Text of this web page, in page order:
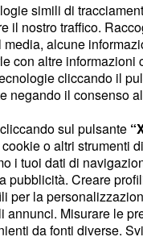
legato al suo
portato a un
della sua
diRai Unoha
di prendersi
anche altre
simili di
il nostro traffico.
alcune
con altre
cliccando il
negando il consenso
sul pulsante
o altri strumenti
i tuoi dati di
pubblicità. Creare
per la
annunci. Misurare le
da fonti diverse.